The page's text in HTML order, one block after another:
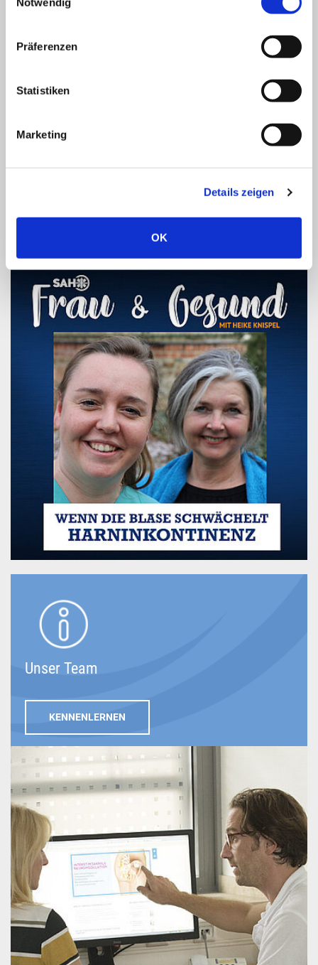
Präferenzen
Statistiken
Marketing
Details zeigen
OK
Unser Team
KENNENLERNEN